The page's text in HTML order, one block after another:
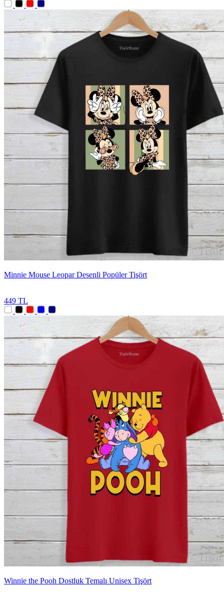
Minnie Mouse Leopar Desenli Popüler Tişört
449 TL
Winnie the Pooh Dostluk Temalı Unisex Tişört